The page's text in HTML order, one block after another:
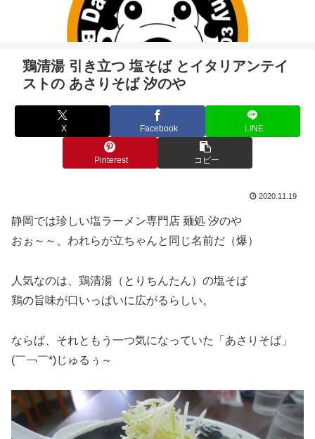
鶏清湯 引き立つ 塩そば とイタリアンテイ
ストの あさりそば 汐のや
X Facebook LINE
Pinterest コピー
2020.11.19
静岡では珍しい塩ラーメン専門店 麺処 汐のや
おぉ～～、われらが立ちゃんと同じ名前だ（爆）
人気なのは、鶏清湯（とりちんたん）の塩そば
鶏の旨味が口いっぱいに広がるらしい。
ならば、それともう一つ気になっていた「あさりそば」
(￣￢￣*)じゅるぅ～